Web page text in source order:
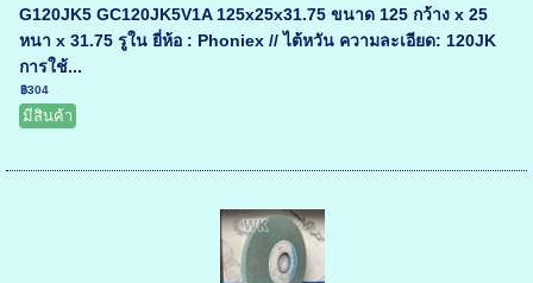
G120JK5 GC120JK5V1A 125x25x31.75 ขนาด 125 กว้าง x 25
หนา x 31.75 รูใน ยี่ห้อ : Phoniex // ไต้หวัน ความละเอียด: 120JK
การใช้...
฿304
มีสินค้า